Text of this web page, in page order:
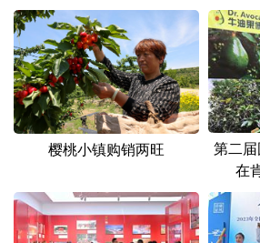
樱桃小镇购销两旺
第二
在